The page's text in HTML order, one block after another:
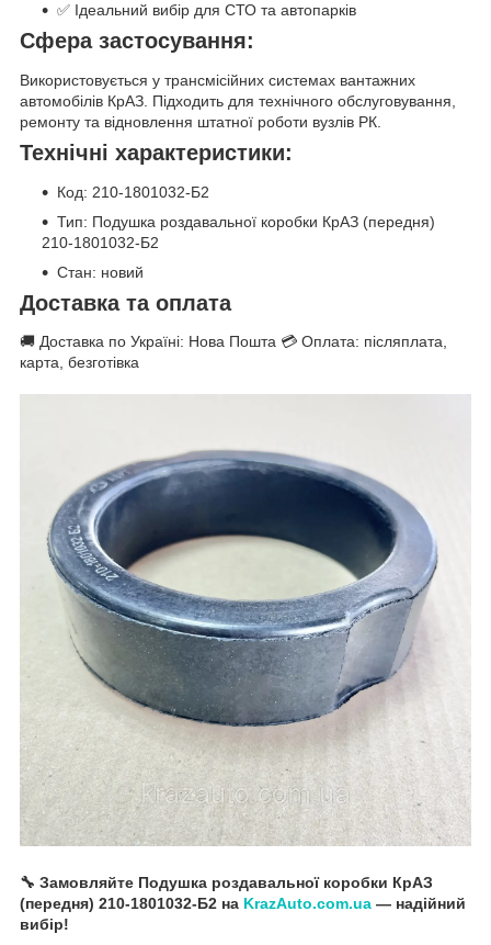
✅ Ідеальний вибір для СТО та автопарків
Сфера застосування:
Використовується у трансмісійних системах вантажних
автомобілів КрАЗ. Підходить для технічного обслуговування,
ремонту та відновлення штатної роботи вузлів РК.
Технічні характеристики:
Код: 210-1801032-Б2
Тип: Подушка роздавальної коробки КрАЗ (передня)
210-1801032-Б2
Стан: новий
Доставка та оплата
🚚 Доставка по Україні: Нова Пошта 💳 Оплата: післяплата,
карта, безготівка
🔧 Замовляйте Подушка роздавальної коробки КрАЗ
(передня) 210-1801032-Б2 на KrazAuto.com.ua — надійний
вибір!